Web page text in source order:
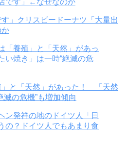
」クリスピードーナツ「大量出
」と「天然」があった！ 「天然
滅の危機”も増加傾向